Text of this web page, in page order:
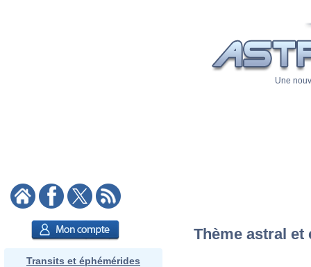
Une
Transits et éphémérides
Thème astral et